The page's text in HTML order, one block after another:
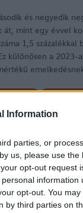
Information
parties, or
us, please use the
opt-out request
information
opt-out. You
third parties on
és negyedik
át, mint egy évvel
1,5 százalékkal
különösen a 2023-
használt
Octavia
Volkswagen-
– Az